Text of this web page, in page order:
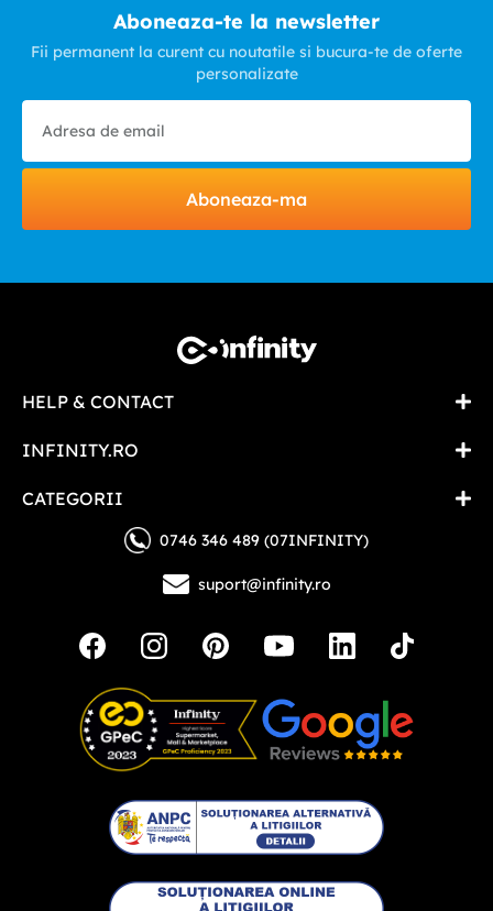
Aboneaza-te la newsletter
Fii permanent la curent cu noutatile si bucura-te de oferte
personalizate
Aboneaza-ma
HELP & CONTACT
INFINITY.RO
CATEGORII
0746 346 489 (07INFINITY)
suport@infinity.ro